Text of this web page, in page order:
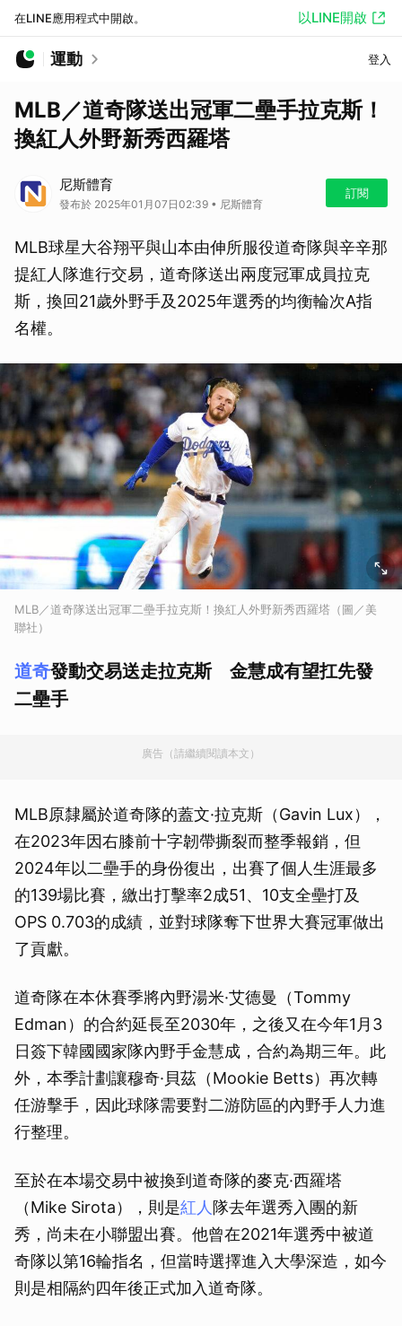
在LINE應用程式中開啟。 以LINE開啟
運動 登入
MLB／道奇隊送出冠軍二壘手拉克斯！
換紅人外野新秀西羅塔
尼斯體育
發布於 2025年01月07日02:39 • 尼斯體育
訂閱
MLB球星大谷翔平與山本由伸所服役道奇隊與辛辛那
提紅人隊進行交易，道奇隊送出兩度冠軍成員拉克
斯，換回21歲外野手及2025年選秀的均衡輪次A指
名權。
MLB／道奇隊送出冠軍二壘手拉克斯！換紅人外野新秀西羅塔（圖／美
聯社）
道奇發動交易送走拉克斯 金慧成有望扛先發
二壘手
廣告（請繼續閱讀本文）
MLB原隸屬於道奇隊的蓋文·拉克斯（Gavin Lux），
在2023年因右膝前十字韌帶撕裂而整季報銷，但
2024年以二壘手的身份復出，出賽了個人生涯最多
的139場比賽，繳出打擊率2成51、10支全壘打及
OPS 0.703的成績，並對球隊奪下世界大賽冠軍做出
了貢獻。
道奇隊在本休賽季將內野湯米·艾德曼（Tommy
Edman）的合約延長至2030年，之後又在今年1月3
日簽下韓國國家隊內野手金慧成，合約為期三年。此
外，本季計劃讓穆奇·貝茲（Mookie Betts）再次轉
任游擊手，因此球隊需要對二游防區的內野手人力進
行整理。
至於在本場交易中被換到道奇隊的麥克·西羅塔
（Mike Sirota），則是紅人 隊去年選秀入團的新
秀，尚未在小聯盟出賽。他曾在2021年選秀中被道
奇隊以第16輪指名，但當時選擇進入大學深造，如今
則是相隔約四年後正式加入道奇隊。